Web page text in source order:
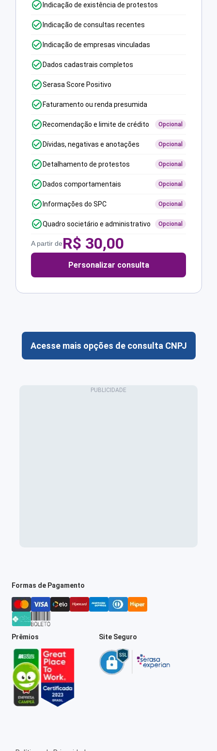
Indicação de existência de protestos
Indicação de consultas recentes
Indicação de empresas vinculadas
Dados cadastrais completos
Serasa Score Positivo
Faturamento ou renda presumida
Recomendação e limite de crédito Opcional
Dívidas, negativas e anotações Opcional
Detalhamento de protestos Opcional
Dados comportamentais Opcional
Informações do SPC Opcional
Quadro societário e administrativo Opcional
A partir deR$ 30,00
Personalizar consulta
Acesse mais opções de consulta CNPJ
Formas de Pagamento
Prêmios Site Seguro